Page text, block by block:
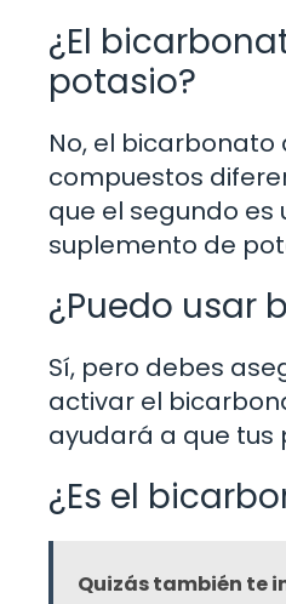
¿El
potasio?
No, el bicarbonato
compuestos
que el segundo
suplemento de
¿Puedo usar
Sí, pero debes
activar el
ayudará a que tus
¿Es el
Quizás también te